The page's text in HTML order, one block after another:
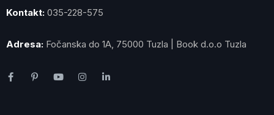
Kontakt: 035-228-575
Adresa: Fočanska do 1A, 75000 Tuzla | Book d.o.o Tuzla